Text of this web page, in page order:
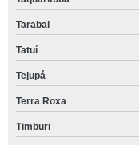
Tarabai
Tatuí
Tejupá
Terra Roxa
Timburi